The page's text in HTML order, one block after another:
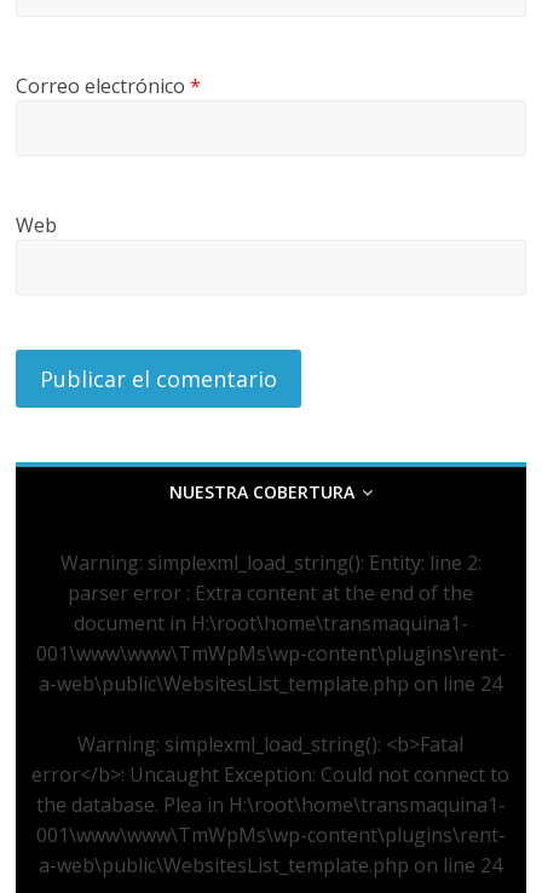
Correo electrónico*
Web
NUESTRA COBERTURA
Warning: simplexml_load_string(): Entity: line 2:
parser error : Extra content at the end of the
document in H:\root\home\transmaquina1-
001\www\www\TmWpMs\wp-content\plugins\rent-
a-web\public\WebsitesList_template.php on line 24
Warning: simplexml_load_string(): <b>Fatal
error</b>: Uncaught Exception: Could not connect to
the database. Plea in H:\root\home\transmaquina1-
001\www\www\TmWpMs\wp-content\plugins\rent-
a-web\public\WebsitesList_template.php on line 24